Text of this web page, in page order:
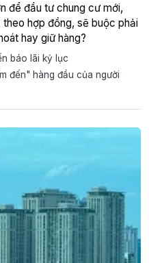
để đầu tư chung cư mới,
hợp đồng, sẽ buộc phải
hay giữ hàng?
báo lãi kỷ lục
đến" hàng đầu của người